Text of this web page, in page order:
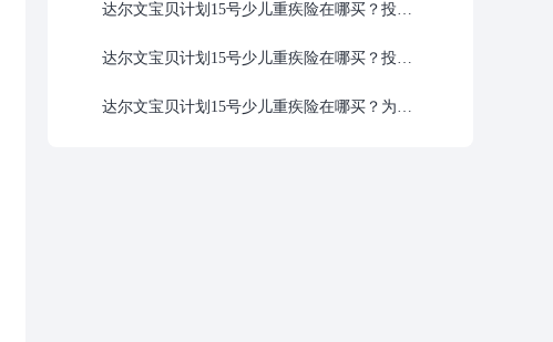
达尔文宝贝计划15号少儿重疾险在哪买？投保入口、投保流程和避坑建议一次说清
达尔文宝贝计划15号少儿重疾险在哪买？投保入口实测：这个渠道最靠谱
达尔文宝贝计划15号少儿重疾险在哪买？为什么大多数家长选择官方入口投保？